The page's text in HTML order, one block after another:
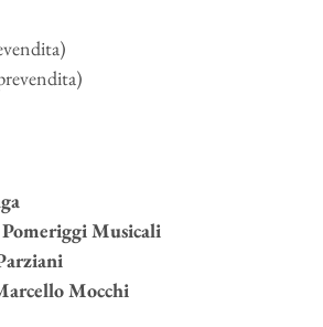
Musicali
Mocchi